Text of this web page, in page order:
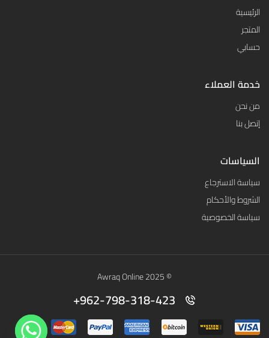
الرئيسية
المتجر
حسابي
خدمة العملاء
من نحن
إتصل بنا
السياسات
سياسة الاسترجاع
الشروط والأحكام
سياسة الخصوصية
© 2025 Awraq Online
962-798-318-423+